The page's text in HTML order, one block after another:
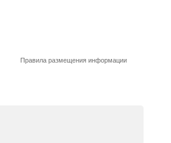
Правила размещения информации